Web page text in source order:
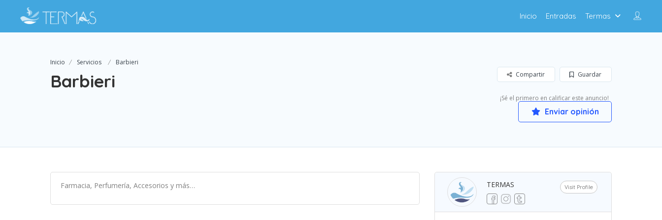
Inicio Entradas Termas
Inicio Servicios Barbieri
Barbieri Guardar
Compartir
¡Sé el primero en calificar este anuncio!
Enviar opinión
Farmacia, Perfumería, Accesorios y más… TERMAS Visit Profile